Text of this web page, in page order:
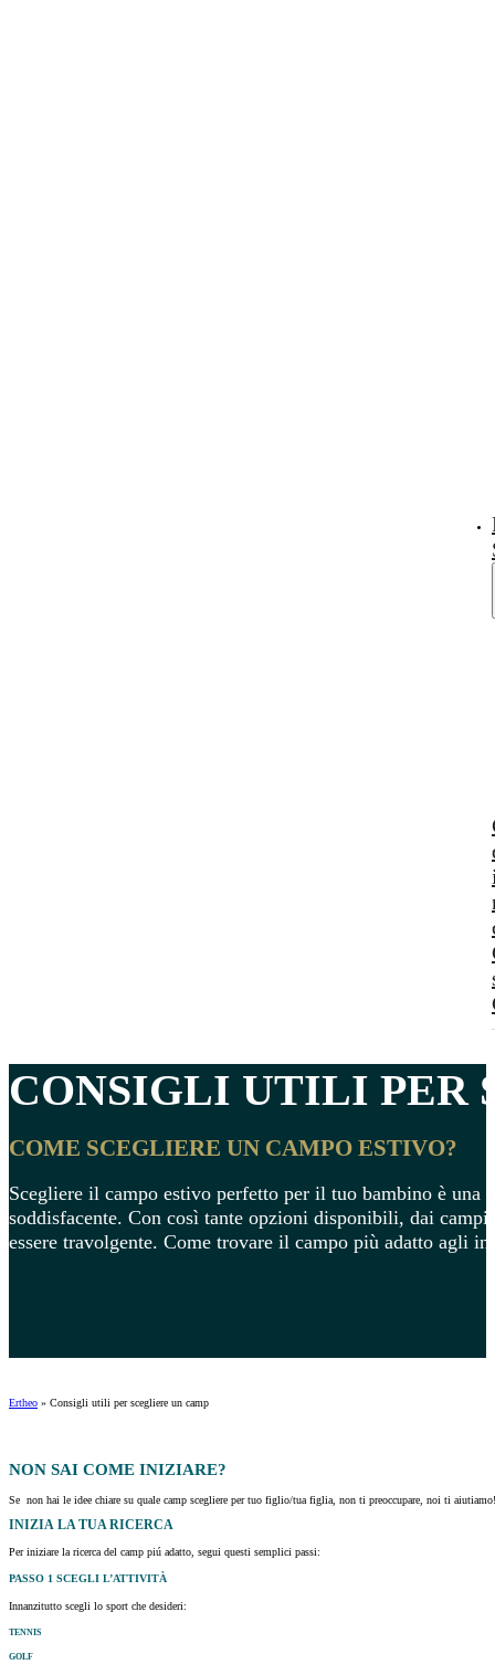
CONSIGLI UTILI PER
COME SCEGLIERE UN CAMPO ESTIVO?
Scegliere il campo estivo perfetto per il tuo bambino è una
soddisfacente. Con così tante opzioni disponibili, dai
essere travolgente. Come trovare il campo più adatto agli
Ertheo » Consigli utili per scegliere un camp
NON SAI COME INIZIARE?
Se non hai le idee chiare su quale camp scegliere per tuo figlio/tua figlia, non ti preoccupare, noi ti
INIZIA LA TUA RICERCA
Per iniziare la ricerca del camp piú adatto, segui questi semplici passi:
PASSO 1 SCEGLI L’ATTIVITÀ
Innanzitutto scegli lo sport che desideri:
TENNIS
GOLF